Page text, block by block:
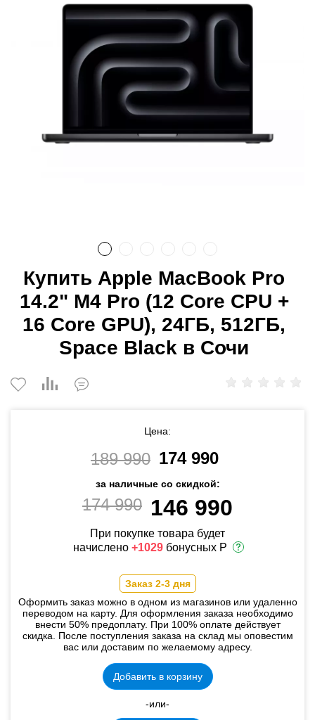
Купить Apple MacBook Pro
14.2" M4 Pro (12 Core CPU +
16 Core GPU), 24ГБ, 512ГБ,
Space Black в Сочи
Цена:
189 990 174 990
за наличные со скидкой:
174 990 146 990
При покупке товара будет
начислено +1029бонусных Р
Заказ 2-3 дня
Оформить заказ можно в одном из магазинов или удаленно
переводом на карту. Для оформления заказа необходимо
внести 50% предоплату. При 100% оплате действует
скидка. После поступления заказа на склад мы оповестим
вас или доставим по желаемому адресу.
Добавить в корзину
-или-